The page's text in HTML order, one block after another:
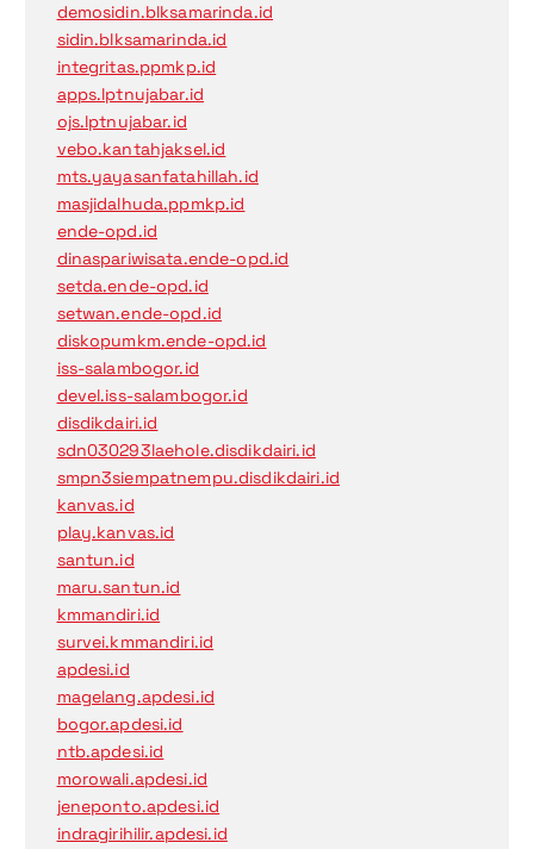
demosidin.blksamarinda.id
sidin.blksamarinda.id
integritas.ppmkp.id
apps.lptnujabar.id
ojs.lptnujabar.id
vebo.kantahjaksel.id
mts.yayasanfatahillah.id
masjidalhuda.ppmkp.id
ende-opd.id
dinaspariwisata.ende-opd.id
setda.ende-opd.id
setwan.ende-opd.id
diskopumkm.ende-opd.id
iss-salambogor.id
devel.iss-salambogor.id
disdikdairi.id
sdn030293laehole.disdikdairi.id
smpn3siempatnempu.disdikdairi.id
kanvas.id
play.kanvas.id
santun.id
maru.santun.id
kmmandiri.id
survei.kmmandiri.id
apdesi.id
magelang.apdesi.id
bogor.apdesi.id
ntb.apdesi.id
morowali.apdesi.id
jeneponto.apdesi.id
indragirihilir.apdesi.id